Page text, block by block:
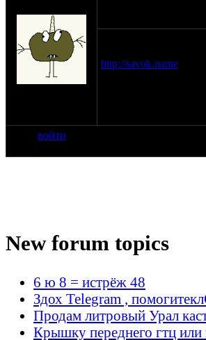
http://savok.name
войти
New forum topics
6 ю 8 = истрёж 48
Здох Telegram ,
Продам литровый Урал
Крышку переднего гтц или